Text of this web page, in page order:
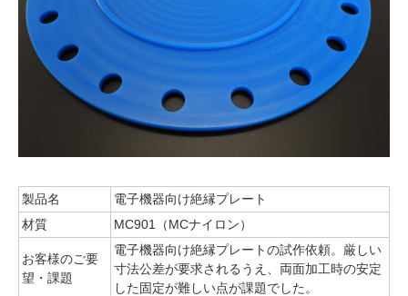
製品名
電子機器向け絶縁プレート
材質
MC901（MCナイロン）
お客様のご要
望・課題
電子機器向け絶縁プレートの試作依頼。厳しい
寸法公差が要求されるうえ、両面加工時の安定
した固定が難しい点が課題でした。